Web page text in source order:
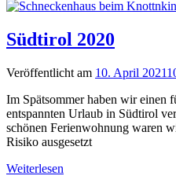
Südtirol 2020
Veröffentlicht am 10. April 2021
Im Spätsommer haben wir einen
entspannten Urlaub in Südtirol
schönen Ferienwohnung waren
Risiko ausgesetzt
Weiterlesen